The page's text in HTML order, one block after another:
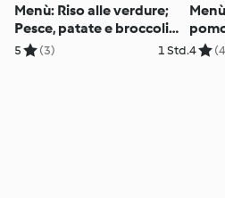
Menù: Riso alle verdure;
Pesce, patate e broccoli
con salsa ai carciofi
5 (3) 1 Std.4